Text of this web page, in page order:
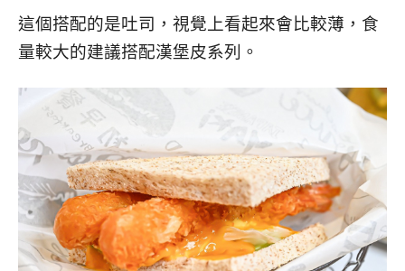
這個搭配的是吐司，視覺上看起來會比較薄，食
量較大的建議搭配漢堡皮系列。